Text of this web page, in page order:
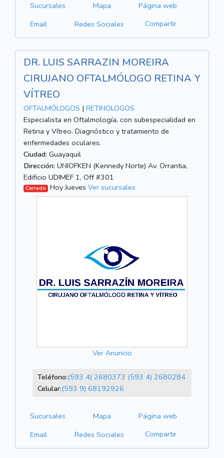
Sucursales Mapa
Página web
Email
Redes Sociales Compartir
DR. LUIS SARRAZIN MOREIRA
CIRUJANO OFTALMÓLOGO RETINA Y
VÍTREO
OFTALMÓLOGOS | RETINOLOGOS
Especialista en Oftalmología, con subespecialidad en
Retina y Vítreo. Diagnóstico y tratamiento de
enfermedades oculares.
Ciudad: Guayaquil
Dirección: UNIOFKEN (Kennedy Norte) Av. Orrantia,
Edificio UDIMEF 1, Off #301
Cerrado Hoy Jueves Ver sucursales
Ver Anuncio
Teléfono:(593 4) 2680373 (593 4) 2680284
Celular:(593 9) 68192926
Sucursales Mapa
Página web
Email
Redes Sociales Compartir